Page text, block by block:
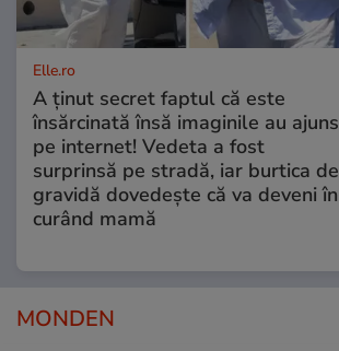
Elle.ro
A ținut secret faptul că este
însărcinată însă imaginile au ajuns
pe internet! Vedeta a fost
surprinsă pe stradă, iar burtica de
gravidă dovedește că va deveni în
curând mamă
MONDEN